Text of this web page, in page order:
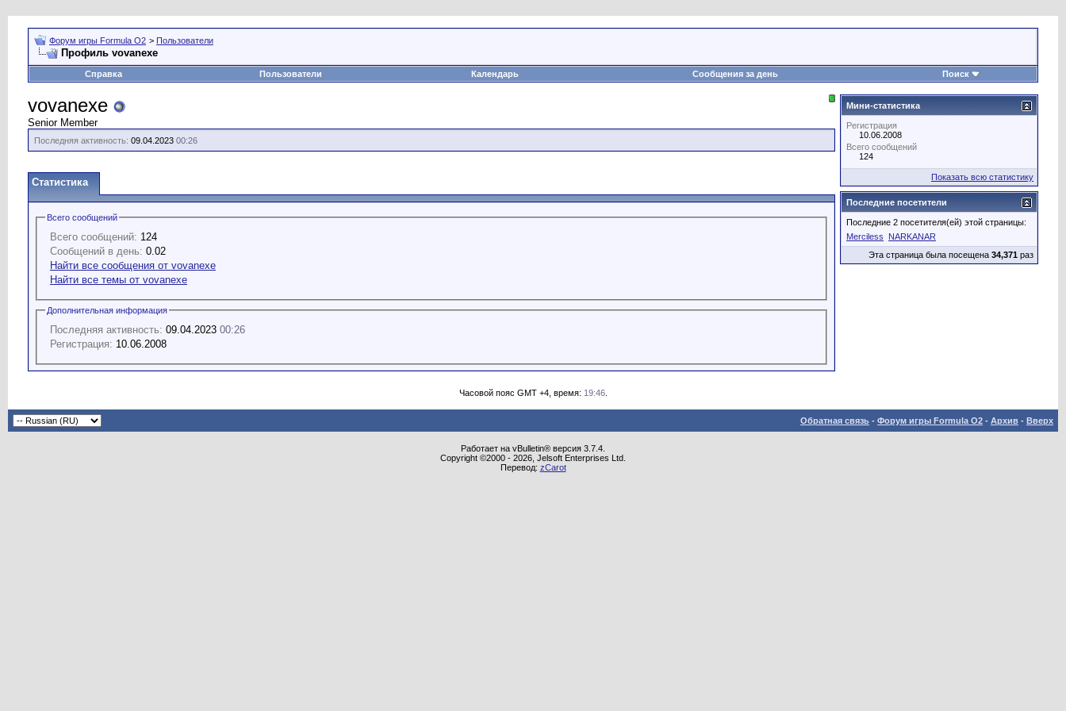
Форум игры Formula O2 > Пользователи
Профиль vovanexe
Справка Пользователи Календарь Сообщения за день Поиск
vovanexe
Senior Member
Последняя активность: 09.04.2023 00:26
Статистика
Всего сообщений
Всего сообщений: 124
Сообщений в день: 0.02
Найти все сообщения от vovanexe
Найти все темы от vovanexe
Дополнительная информация
Последняя активность: 09.04.2023 00:26
Регистрация: 10.06.2008
Мини-статистика
Регистрация
10.06.2008
Всего сообщений
124
Показать всю статистику
Последние посетители
Последние 2 посетителя(ей) этой страницы:
Merciless
NARKANAR
Эта страница была посещена 34,371 раз
Часовой пояс GMT +4, время: 19:46.
Обратная связь - Форум игры Formula O2 - Архив - Вверх
Работает на vBulletin® версия 3.7.4.
Copyright ©2000 - 2026, Jelsoft Enterprises Ltd.
Перевод: zCarot